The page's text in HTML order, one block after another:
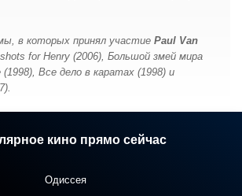
в которых принял участие Paul Van
for Henry (2006), Большой змей мира
(1998), Все дело в каратах (1998) и
кино прямо сейчас
Одиссея